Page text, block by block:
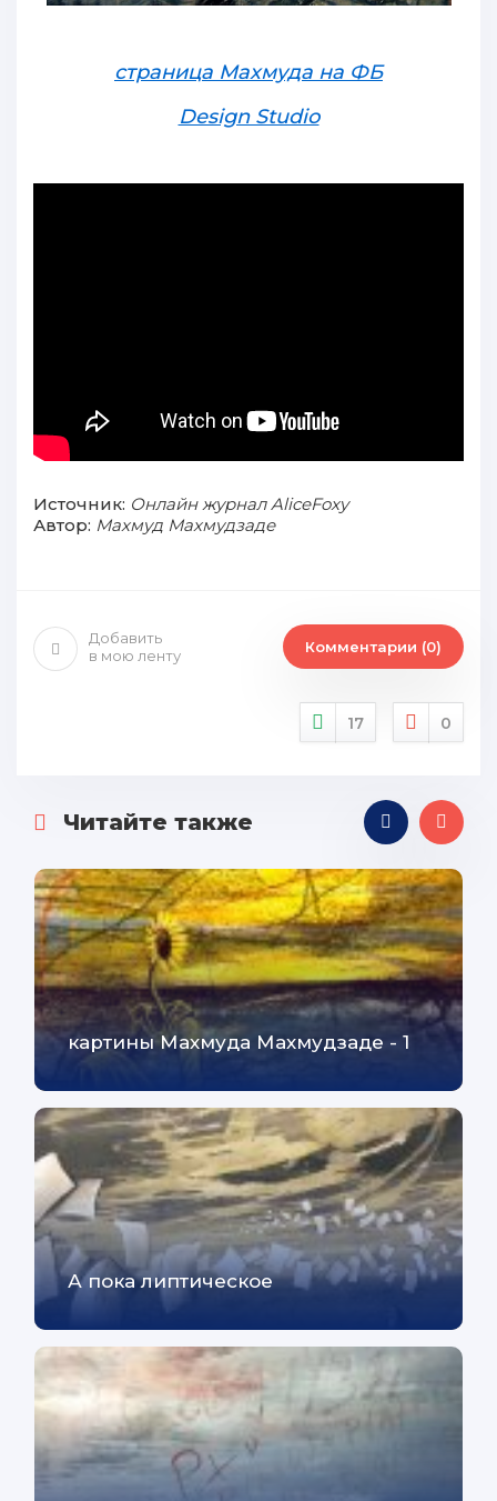
страница Махмуда на ФБ
Design Studio
Источник: Онлайн журнал AliceFoxy
Автор: Махмуд Махмудзаде
Добавить
в мою ленту
Комментарии (0)
17 0
Читайте также
картины Махмуда Махмудзаде - 1
А пока липтическое